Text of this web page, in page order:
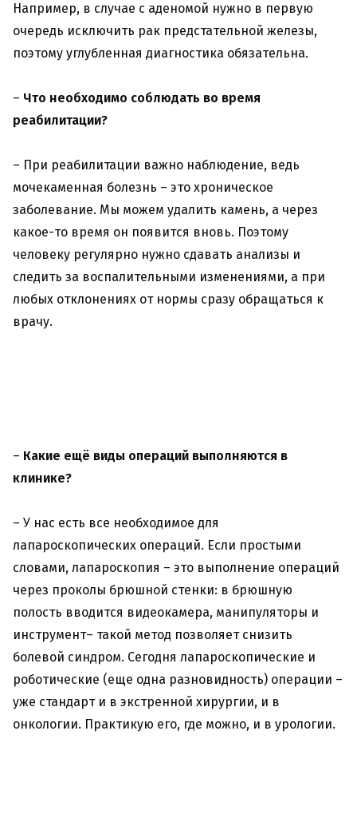
Например, в случае с аденомой нужно в первую
очередь исключить рак предстательной железы,
поэтому углубленная диагностика обязательна.
– Что необходимо соблюдать во время
реабилитации?
– При реабилитации важно наблюдение, ведь
мочекаменная болезнь – это хроническое
заболевание. Мы можем удалить камень, а через
какое-то время он появится вновь. Поэтому
человеку регулярно нужно сдавать анализы и
следить за воспалительными изменениями, а при
любых отклонениях от нормы сразу обращаться к
врачу.
– Какие ещё виды операций выполняются в
клинике?
– У нас есть все необходимое для
лапароскопических операций. Если простыми
словами, лапароскопия – это выполнение операций
через проколы брюшной стенки: в брюшную
полость вводится видеокамера, манипуляторы и
инструмент– такой метод позволяет снизить
болевой синдром. Сегодня лапароскопические и
роботические (еще одна разновидность) операции –
уже стандарт и в экстренной хирургии, и в
онкологии. Практикую его, где можно, и в урологии.